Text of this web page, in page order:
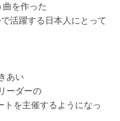
を作った
活躍する日本人にとって
あい
ーダーの
トを主催するようになっ